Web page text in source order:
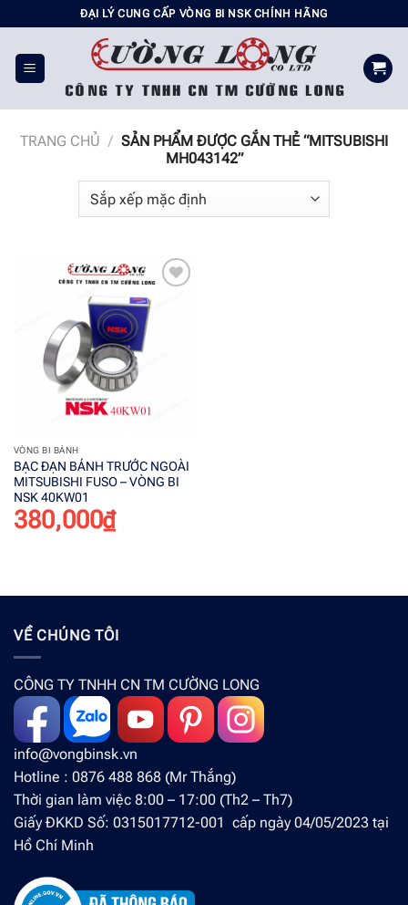
đến
nội
dung
ĐẠI LÝ CUNG CẤP VÒNG BI NSK CHÍNH HÃNG
TRANG CHỦ / SẢN PHẨM ĐƯỢC GẮN THẺ “MITSUBISHI
MH043142”
VÒNG BI BÁNH
BẠC ĐẠN BÁNH TRƯỚC NGOÀI
MITSUBISHI FUSO – VÒNG BI
NSK 40KW01
380,000₫
VỀ CHÚNG TÔI
CÔNG TY TNHH CN TM CƯỜNG LONG
info@vongbinsk.vn
Hotline : 0876 488 868 (Mr Thắng)
Thời gian làm việc 8:00 – 17:00 (Th2 – Th7)
Giấy ĐKKD Số: 0315017712-001 cấp ngày 04/05/2023 tại
Hồ Chí Minh